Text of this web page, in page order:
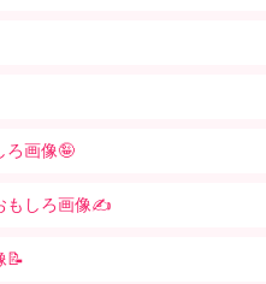
ろ画像🤪
もしろ画像✍️
📝